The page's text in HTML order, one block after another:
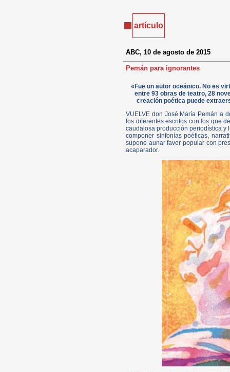
artículo
ABC, 10 de agosto de 2015
Pemán para ignorantes
«Fue un autor oceánico. No es
entre 93 obras de teatro, 28
creación poética puede
VUELVE don José María Pemán a
los diferentes escritos con los que
caudalosa producción periodística y
componer sinfonías poéticas,
supone aunar favor popular con
acaparador.